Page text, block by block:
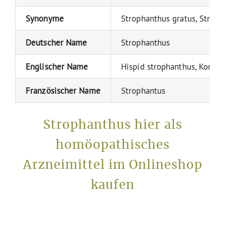
Synonyme Strophanthus gratus,
Deutscher Name Strophanthus
Englischer Name Hispid strophanthus,
Französischer Name Strophantus
Strophanthus hier als
homöopathisches
Arzneimittel im Onlineshop
kaufen